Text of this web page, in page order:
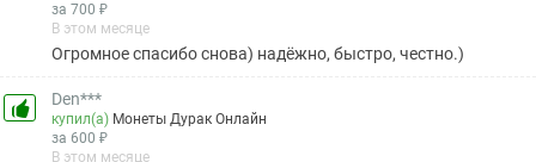
за 700 ₽
В этом месяце
Огромное спасибо снова) надёжно, быстро, честно.)
Den***
купил(а) Монеты Дурак Онлайн
за 600 ₽
В этом месяце